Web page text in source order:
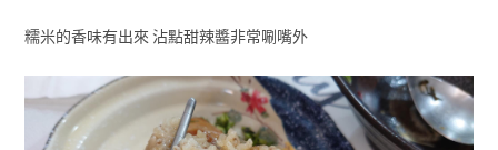
糯米的香味有出來 沾點甜辣醬非常唰嘴外